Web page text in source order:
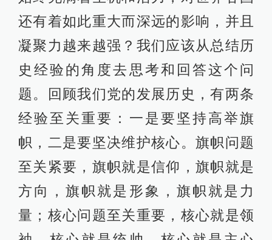
还有着如此重大而深远的影响，并且
凝聚力越来越强？我们应该从总结历
史经验的角度去思考和回答这个问
题。回顾我们党的发展历史，有两条
经验至关重要：一是要坚持高举旗
帜，二是要坚决维护核心。旗帜问题
至关紧要，旗帜就是信仰，旗帜就是
方向，旗帜就是形象，旗帜就是力
量；核心问题至关重要，核心就是领